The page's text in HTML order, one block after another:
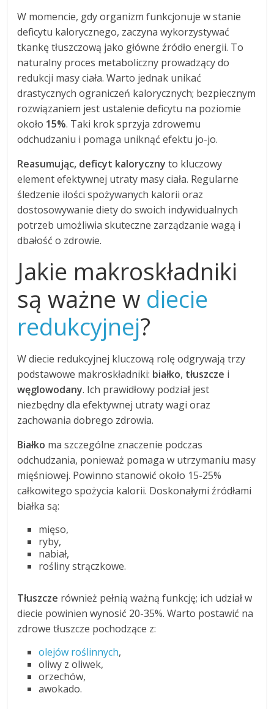
W momencie, gdy organizm funkcjonuje w stanie
deficytu kalorycznego, zaczyna wykorzystywać
tkankę tłuszczową jako główne źródło energii. To
naturalny proces metaboliczny prowadzący do
redukcji masy ciała. Warto jednak unikać
drastycznych ograniczeń kalorycznych; bezpiecznym
rozwiązaniem jest ustalenie deficytu na poziomie
około 15%. Taki krok sprzyja zdrowemu
odchudzaniu i pomaga uniknąć efektu jo-jo.
Reasumując, deficyt kaloryczny to kluczowy
element efektywnej utraty masy ciała. Regularne
śledzenie ilości spożywanych kalorii oraz
dostosowywanie diety do swoich indywidualnych
potrzeb umożliwia skuteczne zarządzanie wagą i
dbałość o zdrowie.
Jakie makroskładniki
są ważne w diecie
redukcyjnej?
W diecie redukcyjnej kluczową rolę odgrywają trzy
podstawowe makroskładniki: białko, tłuszcze i
węglowodany. Ich prawidłowy podział jest
niezbędny dla efektywnej utraty wagi oraz
zachowania dobrego zdrowia.
Białko ma szczególne znaczenie podczas
odchudzania, ponieważ pomaga w utrzymaniu masy
mięśniowej. Powinno stanowić około 15-25%
całkowitego spożycia kalorii. Doskonałymi źródłami
białka są:
mięso,
ryby,
nabiał,
rośliny strączkowe.
Tłuszcze również pełnią ważną funkcję; ich udział w
diecie powinien wynosić 20-35%. Warto postawić na
zdrowe tłuszcze pochodzące z:
olejów roślinnych,
oliwy z oliwek,
orzechów,
awokado.